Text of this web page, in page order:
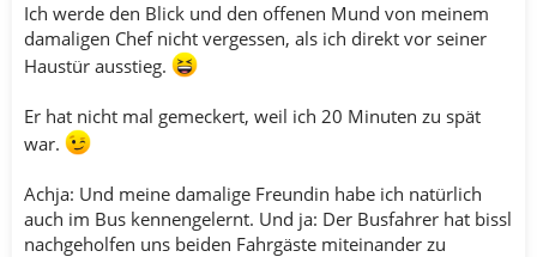
Ich werde den Blick und den offenen Mund von meinem
damaligen Chef nicht vergessen, als ich direkt vor seiner
Haustür ausstieg.
Er hat nicht mal gemeckert, weil ich 20 Minuten zu spät
war.
Achja: Und meine damalige Freundin habe ich natürlich
auch im Bus kennengelernt. Und ja: Der Busfahrer hat bissl
nachgeholfen uns beiden Fahrgäste miteinander zu